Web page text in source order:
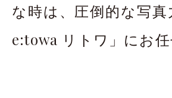
な時は、圧倒的な写
e:towa リトワ」にお任